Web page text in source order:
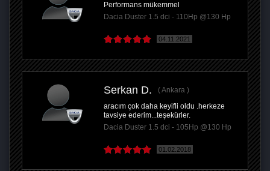
Performans mükemmel
Dacia Duster 1.5 dci - 110Hp @130 Hp
04.11.2021
Serkan D.
Ankara
aracım çok daha keyifli oldu .herkeze
tavsiye ederim...teşekürler.
Dacia Duster 1.5 dci - 105Hp @130 Hp
01.02.2018